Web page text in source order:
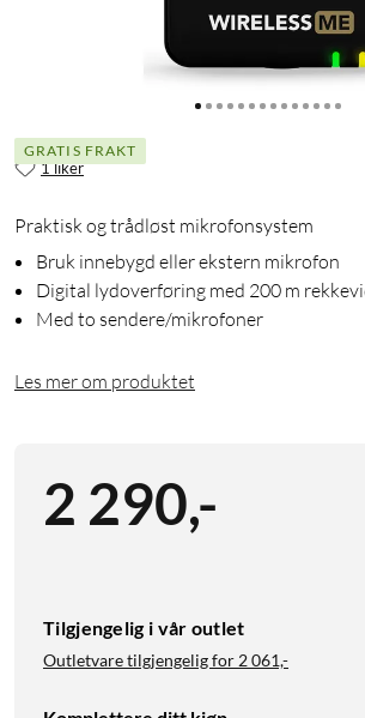
GRATIS FRAKT
1 liker
Praktisk og trådløst mikrofonsystem
Bruk innebygd eller ekstern mikrofon
Digital lydoverføring med 200 m
Med to sendere/mikrofoner
Les mer om produktet
2 290,-
Tilgjengelig i vår outlet
Outletvare tilgjengelig for2 061,-